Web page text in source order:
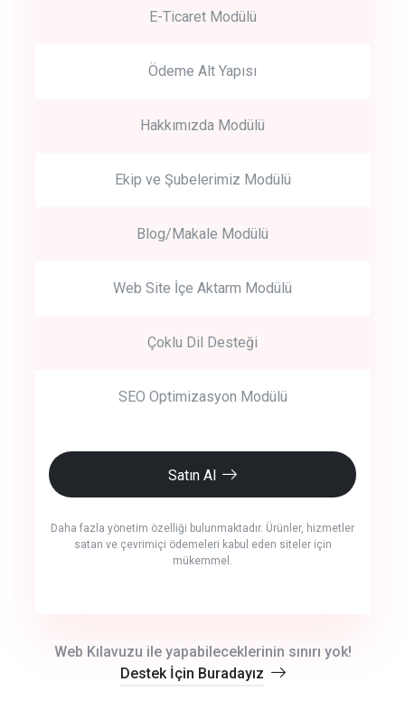
E-Ticaret Modülü
Ödeme Alt Yapısı
Hakkımızda Modülü
Ekip ve Şubelerimiz Modülü
Blog/Makale Modülü
Web Site İçe Aktarm Modülü
Çoklu Dil Desteği
SEO Optimizasyon Modülü
Satın Al
Daha fazla yönetim özelliği bulunmaktadır. Ürünler, hizmetler
satan ve çevrimiçi ödemeleri kabul eden siteler için
mükemmel.
Web Kılavuzu ile yapabileceklerinin sınırı yok!
Destek İçin Buradayız